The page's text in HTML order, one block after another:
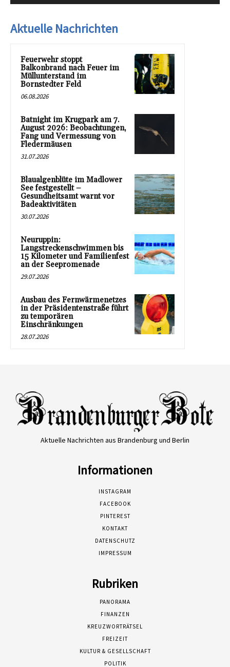
Aktuelle Nachrichten
Feuerwehr stoppt
Balkonbrand nach Feuer im
Müllunterstand im
Bornstedter Feld
06.08.2026
Batnight im Krugpark am 7.
August 2026: Beobachtungen,
Fang und Vermessung von
Fledermäusen
31.07.2026
Blaualgenblüte im Madlower
See festgestellt –
Gesundheitsamt warnt vor
Badeaktivitäten
30.07.2026
Neuruppin:
Langstreckenschwimmen bis
15 Kilometer und Familienfest
an der Seepromenade
29.07.2026
Ausbau des Fernwärmenetzes
in der Präsidentenstraße führt
zu temporären
Einschränkungen
28.07.2026
Aktuelle Nachrichten aus Brandenburg und Berlin
Informationen
INSTAGRAM
FACEBOOK
PINTEREST
KONTAKT
DATENSCHUTZ
IMPRESSUM
Rubriken
PANORAMA
FINANZEN
KREUZWORTRÄTSEL
FREIZEIT
KULTUR & GESELLSCHAFT
POLITIK